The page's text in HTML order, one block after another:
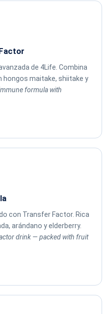
de 4Life. Combina
hongos maitake, shiitake y
formula with
con Transfer Factor. Rica
arándano y elderberry.
drink — packed with fruit